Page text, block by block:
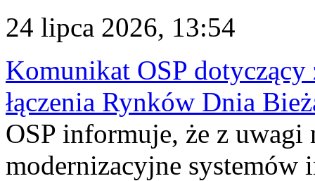
24 lipca 2026, 13:54
Komunikat OSP dotyczący
łączenia Rynków Dnia
OSP informuje, że z uwagi
modernizacyjne